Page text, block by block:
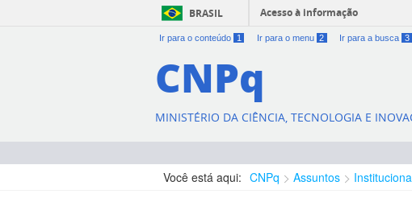
BRASIL Acesso à informação
Ir para o conteúdo 1 Ir para o menu 2 Ir para a busca 3
CNPq
MINISTÉRIO DA CIÊNCIA, TECNOLOGIA E
Você está aqui: CNPq Assuntos